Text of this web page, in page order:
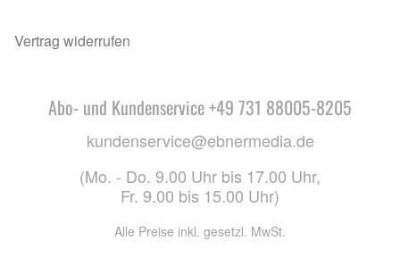
Vertrag widerrufen
Abo- und Kundenservice +49 731 88005-8205
kundenservice@ebnermedia.de
(Mo. - Do. 9.00 Uhr bis 17.00 Uhr,
Fr. 9.00 bis 15.00 Uhr)
Alle Preise inkl. gesetzl. MwSt.